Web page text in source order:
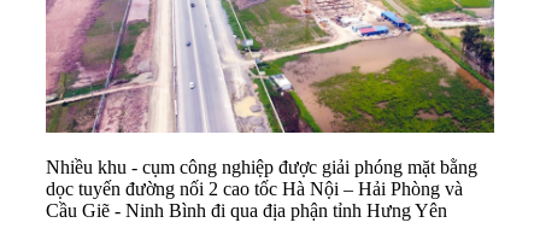
Nhiều khu - cụm công nghiệp được giải phóng mặt bằng
dọc tuyến đường nối 2 cao tốc Hà Nội – Hải Phòng và
Cầu Giẽ - Ninh Bình đi qua địa phận tỉnh Hưng Yên